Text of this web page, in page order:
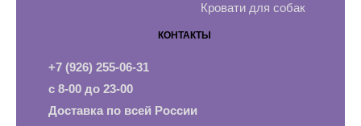
Кровати для собак
КОНТАКТЫ
+7 (926) 255-06-31
с 8-00 до 23-00
Доставка по всей России